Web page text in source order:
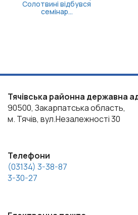
Тячівська районна державна
90500, Закарпатська область,
м. Тячів, вул.Незалежності 30
Телефони
(03134) 3-38-87
3-30-27